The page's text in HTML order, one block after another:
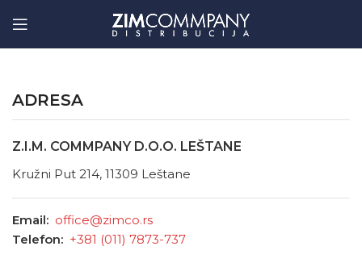
ADRESA
Z.I.M. COMMPANY D.O.O. LEŠTANE
Kružni Put 214, 11309 Leštane
Email: office@zimco.rs
Telefon: +381 (011) 7873-737